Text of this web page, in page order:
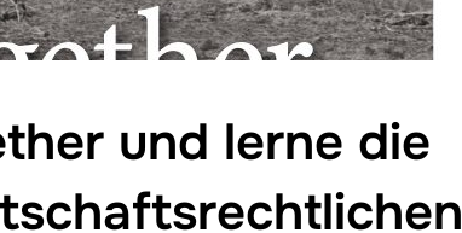
und lerne die